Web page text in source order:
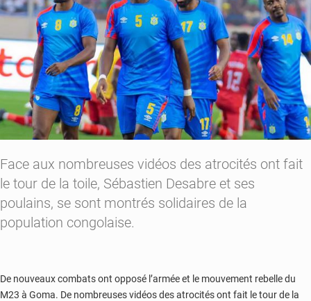
Face aux nombreuses vidéos des atrocités ont fait
le tour de la toile, Sébastien Desabre et ses
poulains, se sont montrés solidaires de la
population congolaise.
De nouveaux combats ont opposé l’armée et le mouvement rebelle du
M23 à Goma. De nombreuses vidéos des atrocités ont fait le tour de la